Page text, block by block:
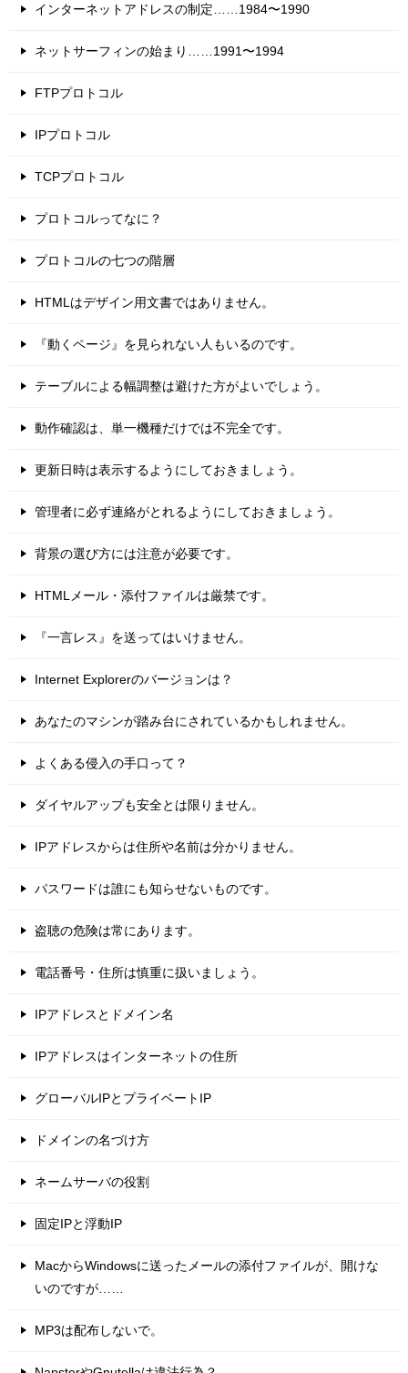
インターネットアドレスの制定……1984〜1990
ネットサーフィンの始まり……1991〜1994
FTPプロトコル
IPプロトコル
TCPプロトコル
プロトコルってなに？
プロトコルの七つの階層
HTMLはデザイン用文書ではありません。
『動くページ』を見られない人もいるのです。
テーブルによる幅調整は避けた方がよいでしょう。
動作確認は、単一機種だけでは不完全です。
更新日時は表示するようにしておきましょう。
管理者に必ず連絡がとれるようにしておきましょう。
背景の選び方には注意が必要です。
HTMLメール・添付ファイルは厳禁です。
『一言レス』を送ってはいけません。
Internet Explorerのバージョンは？
あなたのマシンが踏み台にされているかもしれません。
よくある侵入の手口って？
ダイヤルアップも安全とは限りません。
IPアドレスからは住所や名前は分かりません。
パスワードは誰にも知らせないものです。
盗聴の危険は常にあります。
電話番号・住所は慎重に扱いましょう。
IPアドレスとドメイン名
IPアドレスはインターネットの住所
グローバルIPとプライベートIP
ドメインの名づけ方
ネームサーバの役割
固定IPと浮動IP
MacからWindowsに送ったメールの添付ファイルが、開けな
いのですが……
MP3は配布しないで。